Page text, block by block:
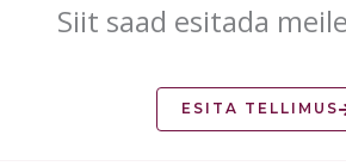
Siit saad esitada
ESITA TELLIMUS